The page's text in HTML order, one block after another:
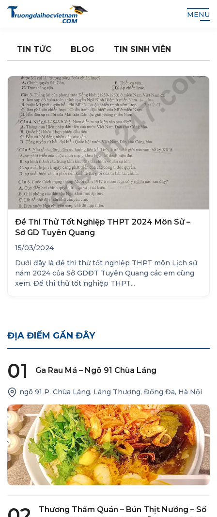
MENU
TIN TỨC BLOG TIN SINH VIÊN
Đề Thi Thử Tốt Nghiệp THPT 2024 Môn Sử –
Sở GD Tuyên Quang
15/03/2024
Dưới đây là đề thi thử tốt nghiệp THPT môn Lịch sử
năm 2024 của Sở GDĐT Tuyên Quang các em cùng
xem. Đề thi thử tốt nghiệp THPT...
ĐỊA ĐIỂM GẦN ĐÂY
01 Ga Rau Má – Ngõ 91 Chùa Láng
ngõ 91 P. Chùa Láng, Láng Thượng, Đống Đa, Hà Nội
Thương Thầm Quán – Bún Thịt Nướng – Số